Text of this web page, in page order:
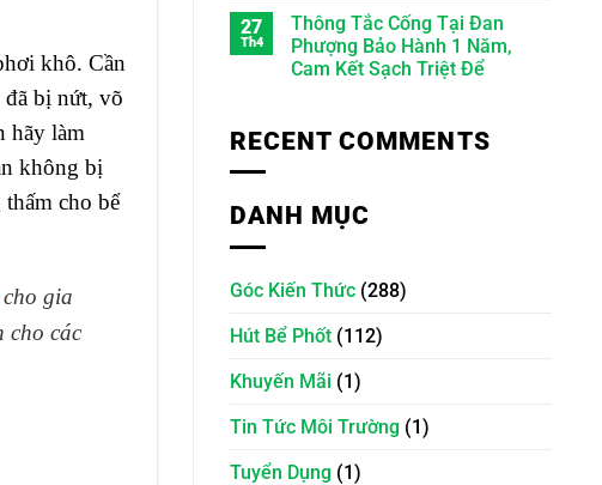
khô. Cần
đã bị nứt, võ
hãy làm
không bị
cho bể
gia
cho các
27
Th4
Thông Tắc Cống Tại Đan
Phượng Bảo Hành 1 Năm,
Cam Kết Sạch Triệt Để
RECENT COMMENTS
DANH MỤC
Góc Kiến Thức (288)
Hút Bể Phốt (112)
Khuyến Mãi (1)
Tin Tức Môi Trường (1)
Tuyển Dụng (1)